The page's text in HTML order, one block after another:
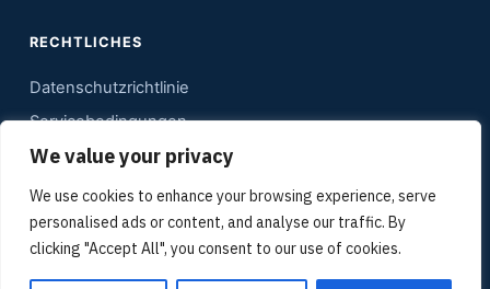
We value your privacy
We use cookies to enhance your browsing experience, serve
personalised ads or content, and analyse our traffic. By
clicking "Accept All", you consent to our use of cookies.
RECHTLICHES
Datenschutzrichtlinie
Servicebedingungen
Kontakt
Sitemap
Mediadaten